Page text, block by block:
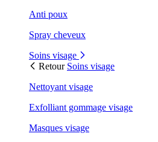
Anti poux
Spray cheveux
Soins visage
Retour Soins visage
Nettoyant visage
Exfolliant gommage visage
Masques visage